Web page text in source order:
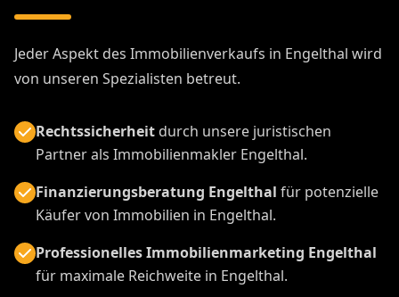
Jeder Aspekt des Immobilienverkaufs in Engelthal wird
von unseren Spezialisten betreut.
Rechtssicherheitdurch unsere juristischen
Partner als Immobilienmakler Engelthal.
Finanzierungsberatung Engelthal für potenzielle
Käufer von Immobilien in Engelthal.
Professionelles Immobilienmarketing Engelthal
für maximale Reichweite in Engelthal.